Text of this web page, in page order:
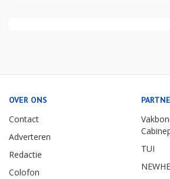
OVER ONS
Contact
Adverteren
Redactie
Colofon
TUI